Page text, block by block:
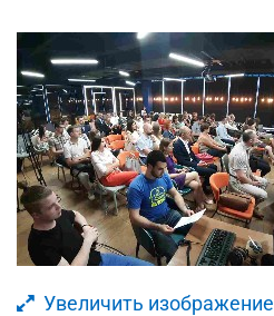
Увеличить изображение